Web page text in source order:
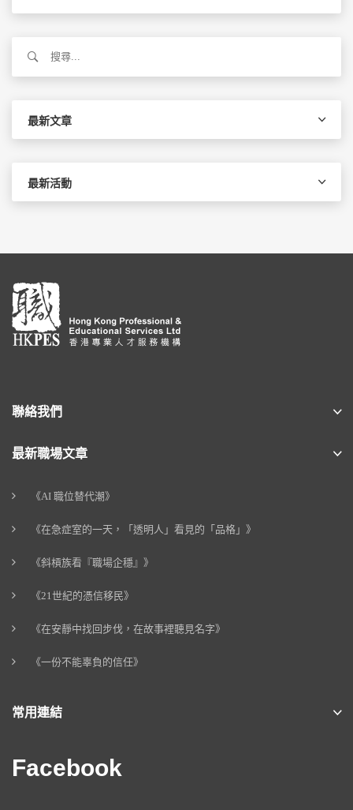
關
最新文章
最新活動
聯絡我們
最新職場文章
《AI 職位替代潮》
《在急症室的一天，「透明人」看見的「品格」》
《斜槓族看『職場企穩』》
《21世紀的憑信移民》
《在安靜中找回步伐，在故事裡聽見名字》
《一份不能辜負的信任》
常用連結
Facebook